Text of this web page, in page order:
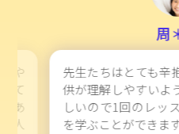
周
先生たちはとても辛
供が理解しやすいよ
しいので1回のレッ
を学ぶことができま
や
て
あ
人